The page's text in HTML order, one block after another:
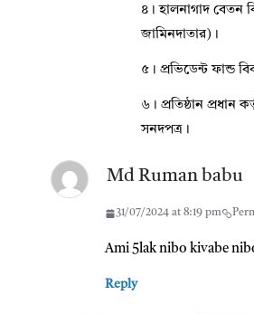
৪। হালনাগাদ বেতন
জামিনদাতার)।
৫। প্রভিডেন্ট ফান্ড
৬। প্রতিষ্ঠান প্রধান
সনদপত্র।
Md Ruman babu
31/07/2024 at 8:19 pm
Ami 5lak nibo kivabe
Reply